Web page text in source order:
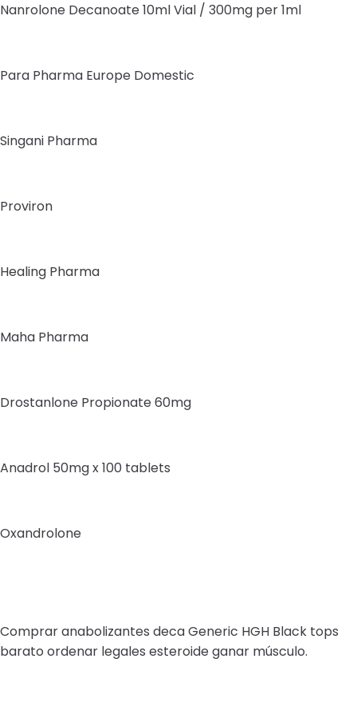
Nanrolone Decanoate 10ml Vial / 300mg per 1ml
Para Pharma Europe Domestic
Singani Pharma
Proviron
Healing Pharma
Maha Pharma
Drostanlone Propionate 60mg
Anadrol 50mg x 100 tablets
Oxandrolone
Comprar anabolizantes deca Generic HGH Black tops
barato ordenar legales esteroide ganar músculo.